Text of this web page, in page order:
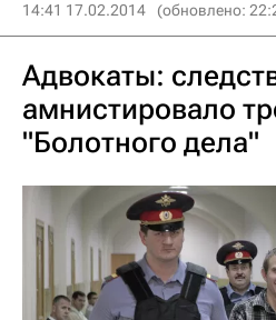
14:41 17.02.2014 (обновлено:
Адвокаты:
амнистировало
"Болотного дела"